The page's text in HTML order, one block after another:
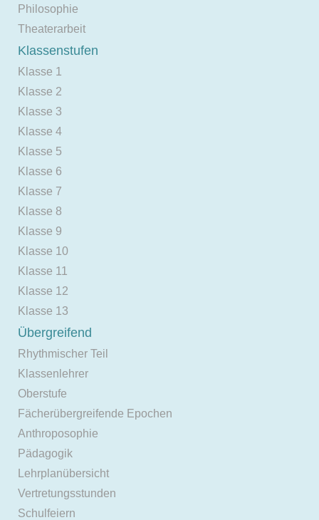
Philosophie
Theaterarbeit
Klassenstufen
Klasse 1
Klasse 2
Klasse 3
Klasse 4
Klasse 5
Klasse 6
Klasse 7
Klasse 8
Klasse 9
Klasse 10
Klasse 11
Klasse 12
Klasse 13
Übergreifend
Rhythmischer Teil
Klassenlehrer
Oberstufe
Fächerübergreifende Epochen
Anthroposophie
Pädagogik
Lehrplanübersicht
Vertretungsstunden
Schulfeiern